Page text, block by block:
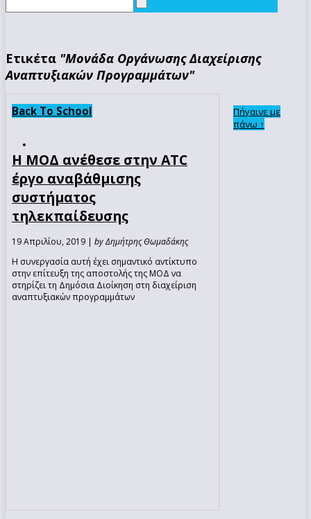
Ετικέτα "Μονάδα Οργάνωσης Διαχείρισης
Αναπτυξιακών Προγραμμάτων"
Back To School
Η ΜΟΔ ανέθεσε στην ATC
έργο αναβάθμισης
συστήματος
τηλεκπαίδευσης
19 Απριλίου, 2019 | by Δημήτρης Θωμαδάκης
Η συνεργασία αυτή έχει σημαντικό αντίκτυπο
στην επίτευξη της αποστολής της ΜΟΔ να
στηρίζει τη Δημόσια Διοίκηση στη διαχείριση
αναπτυξιακών προγραμμάτων
Πήγαινε με
πάνω ↑